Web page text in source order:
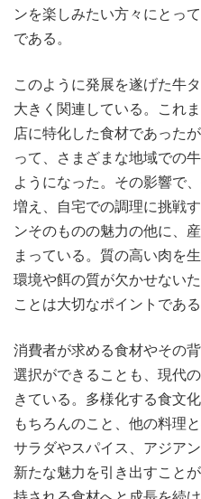
ンを楽しみたい方々にとっ
である。
このように発展を遂げた牛
大きく関連している。これ
店に特化した食材であった
って、さまざまな地域での
ようになった。その影響で
増え、自宅での調理に挑戦
ンそのものの魅力の他に、
まっている。質の高い肉を
環境や餌の質が欠かせない
ことは大切なポイントである
消費者が求める食材やその
選択ができることも、現代
きている。多様化する食文
もちろんのこと、他の料理
サラダやスパイス、アジア
新たな魅力を引き出すこと